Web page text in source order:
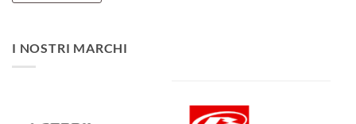
I NOSTRI MARCHI